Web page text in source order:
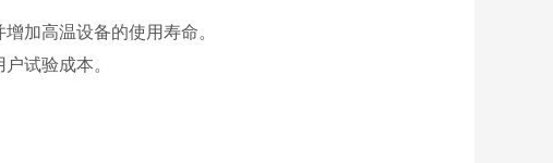
加高温设备的使用寿命。
试验成本。